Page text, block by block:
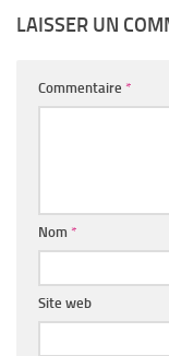
LAISSER UN
Commentaire *
Nom *
Site web